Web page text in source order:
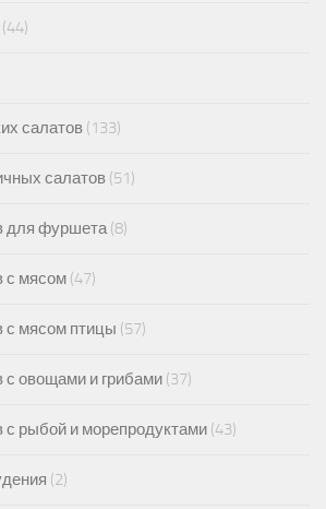
(44)
салатов (133)
салатов (51)
для фуршета(8)
с мясом (47)
с мясом птицы (57)
с овощами и грибами (37)
с рыбой и морепродуктами (43)
(2)